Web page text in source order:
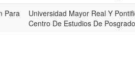
Para
Universidad Mayor Real Y
Centro De Estudios De